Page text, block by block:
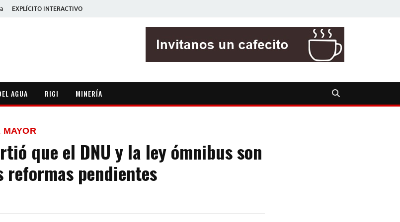
EXPLÍCITO INTERACTIVO
AGUA RIGI MINERÍA
MAYOR
que el DNU y la ley ómnibus son
pendientes